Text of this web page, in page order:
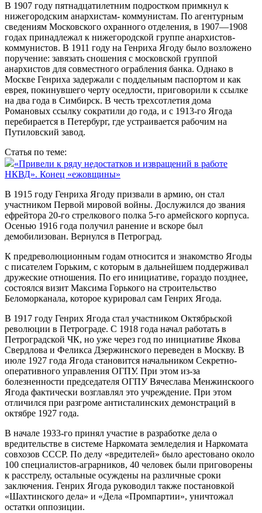
В 1907 году пятнадцатилетним подростком примкнул к
нижегородским анархистам- коммунистам. По агентурным
сведениям Московского охранного отделения, в 1907—1908
годах принадлежал к нижегородской группе анархистов-
коммунистов. В 1911 году на Генриха Ягоду было возложено
поручение: завязать сношения с московской группой
анархистов для совместного ограбления банка. Однако в
Москве Генриха задержали с поддельным паспортом и как
еврея, покинувшего черту оседлости, приговорили к ссылке
на два года в Симбирск. В честь трехсотлетия дома
Романовых ссылку сократили до года, и с 1913-го Ягода
перебирается в Петербург, где устраивается рабочим на
Путиловский завод.
Статья по теме:
«Привели к ряду недостатков и извращений в работе
НКВД». Конец «ежовщины»
В 1915 году Генриха Ягоду призвали в армию, он стал
участником Первой мировой войны. Дослужился до звания
ефрейтора 20-го стрелкового полка 5-го армейского корпуса.
Осенью 1916 года получил ранение и вскоре был
демобилизован. Вернулся в Петроград.
К предреволюционным годам относится и знакомство Ягоды
с писателем Горьким, с которым в дальнейшем поддерживал
дружеские отношения. По его инициативе, гораздо позднее,
состоялся визит Максима Горького на строительство
Беломорканала, которое курировал сам Генрих Ягода.
В 1917 году Генрих Ягода стал участником Октябрьской
революции в Петрограде. С 1918 года начал работать в
Петроградской ЧК, но уже через год по инициативе Якова
Свердлова и Феликса Дзержинского переведен в Москву. В
июле 1927 года Ягода становится начальником Секретно-
оперативного управления ОГПУ. При этом из-за
болезненности председателя ОГПУ Вячеслава Менжинскоого
Ягода фактически возглавлял это учреждение. При этом
отличился при разгроме антисталинских демонстраций в
октябре 1927 года.
В начале 1933-го принял участие в разработке дела о
вредительстве в системе Наркомата земледелия и Наркомата
совхозов СССР. По делу «вредителей» было арестовано около
100 специалистов-аграрников, 40 человек были приговорены
к расстрелу, остальные осуждены на различные сроки
заключения. Генрих Ягода руководил также постановкой
«Шахтинского дела» и «Дела «Промпартии», уничтожал
остатки оппозиции.